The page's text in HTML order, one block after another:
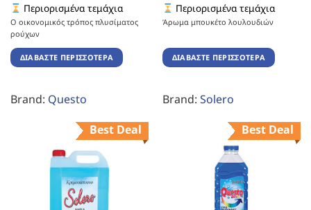
Περιορισμένα τεμάχια
Ο οικονομικός τρόπος πλυσίματος
ρούχων
ΔΙΑΒΆΣΤΕ ΠΕΡΙΣΣΌΤΕΡΑ
Brand: Questo
Περιορισμένα τεμάχια
Άρωμα μπουκέτο λουλουδιών
ΔΙΑΒΆΣΤΕ ΠΕΡΙΣΣΌΤΕΡΑ
Brand: Solero
Best Deal
Best Deal